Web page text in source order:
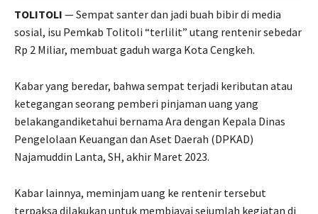
TOLITOLI — Sempat santer dan jadi buah bibir di media
sosial, isu Pemkab Tolitoli “terlilit” utang rentenir sebedar
Rp 2 Miliar, membuat gaduh warga Kota Cengkeh.
Kabar yang beredar, bahwa sempat terjadi keributan atau
ketegangan seorang pemberi pinjaman uang yang
belakangandiketahui bernama Ara dengan Kepala Dinas
Pengelolaan Keuangan dan Aset Daerah (DPKAD)
Najamuddin Lanta, SH, akhir Maret 2023.
Kabar lainnya, meminjam uang ke rentenir tersebut
terpaksa dilakukan untuk membiayai sejumlah kegiatan di